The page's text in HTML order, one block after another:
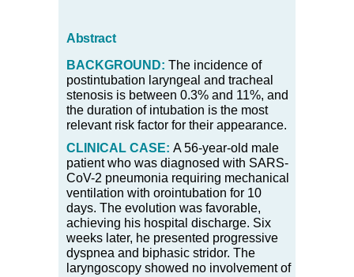
Abstract
BACKGROUND: The incidence of
postintubation laryngeal and tracheal
stenosis is between 0.3% and 11%, and
the duration of intubation is the most
relevant risk factor for their appearance.
CLINICAL CASE: A 56-year-old male
patient who was diagnosed with SARS-
CoV-2 pneumonia requiring mechanical
ventilation with orointubation for 10
days. The evolution was favorable,
achieving his hospital discharge. Six
weeks later, he presented progressive
dyspnea and biphasic stridor. The
laryngoscopy showed no involvement of